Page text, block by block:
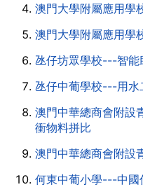
澳門大學附屬應用學
澳門大學附屬應用學
氹仔坊眾學校---智能
氹仔中葡學校---用水
澳門中華總商會附
衝物料拼比
澳門中華總商會附設
何東中葡小學---中